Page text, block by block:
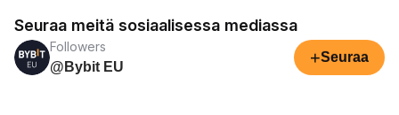
Seuraa meitä sosiaalisessa mediassa
Followers
@Bybit EU
+Seuraa